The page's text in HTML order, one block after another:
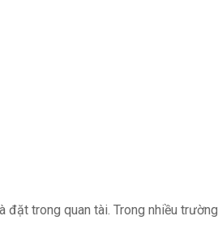
đặt trong quan tài. Trong nhiều trường